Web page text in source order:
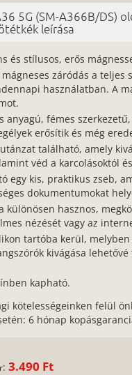
5G (SM-A366B/DS)
leírása
és stílusos, erős
záródás a teljes
használatban. A
anyagú, fémes
erősítik és még
található, amely
véd a karcolásoktól
egy kis, praktikus zseb,
dokumentumokat
különösen hasznos,
nézését vagy az
tartóba kerül,
kivágása
kapható.
kötelességeinken felül
6 hónap
:3.490 Ft